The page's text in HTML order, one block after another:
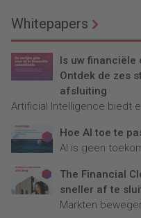
Whitepapers
Is uw financiële
Ontdek de zes
afsluiting
Artificial Intelligence biedt
Hoe AI toe te
AI is geen
The Financial
sneller af te
Markten